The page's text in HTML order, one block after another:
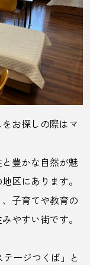
お探しの際はマ
豊かな自然が魅
区にあります。
子育てや教育の
やすい街です。
ージつくば」と